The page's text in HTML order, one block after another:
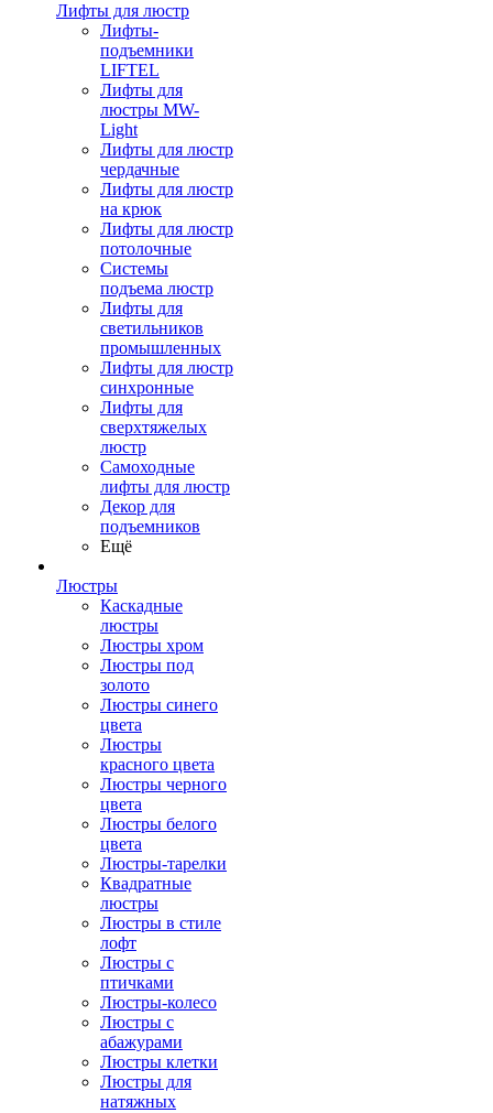
Лифты для люстр
Лифты-
подъемники
LIFTEL
Лифты для
люстры MW-
Light
Лифты для люстр
чердачные
Лифты для люстр
на крюк
Лифты для люстр
потолочные
Системы
подъема люстр
Лифты для
светильников
промышленных
Лифты для люстр
синхронные
Лифты для
сверхтяжелых
люстр
Самоходные
лифты для люстр
Декор для
подъемников
Ещё
Люстры
Каскадные
люстры
Люстры хром
Люстры под
золото
Люстры синего
цвета
Люстры
красного цвета
Люстры черного
цвета
Люстры белого
цвета
Люстры-тарелки
Квадратные
люстры
Люстры в стиле
лофт
Люстры с
птичками
Люстры-колесо
Люстры с
абажурами
Люстры клетки
Люстры для
натяжных